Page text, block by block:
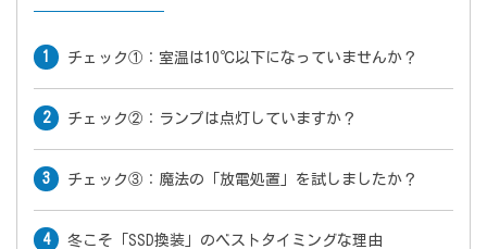
チェック①：室温は10℃以下になっていませんか？
チェック②：ランプは点灯していますか？
チェック③：魔法の「放電処置」を試しましたか？
冬こそ「SSD換装」のベストタイミングな理由